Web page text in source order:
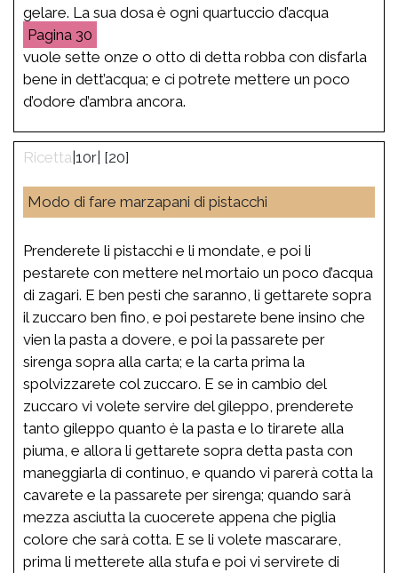
gelare. La sua dosa è ogni quartuccio d’acqua
30
vuole sette onze o otto di detta robba con disfarla
bene in dett’acqua; e ci potrete mettere un poco
d’odore d’ambra ancora.
|10r| [20]
Modo di fare marzapani di pistacchi
Prenderete li pistacchi e li mondate, e poi li
pestarete con mettere nel mortaio un poco d’acqua
di zagari. E ben pesti che saranno, li gettarete sopra
il zuccaro ben fino, e poi pestarete bene insino che
vien la pasta a dovere, e poi la passarete per
sirenga sopra alla carta; e la carta prima la
spolvizzarete col zuccaro. E se in cambio del
zuccaro vi volete servire del gileppo, prenderete
tanto gileppo quanto è la pasta e lo tirarete alla
piuma, e allora li gettarete sopra detta pasta con
maneggiarla di continuo, e quando vi parerà cotta la
cavarete e la passarete per sirenga; quando sarà
mezza asciutta la cuocerete appena che piglia
colore che sarà cotta. E se li volete mascarare,
prima li metterete alla stufa e poi vi servirete di